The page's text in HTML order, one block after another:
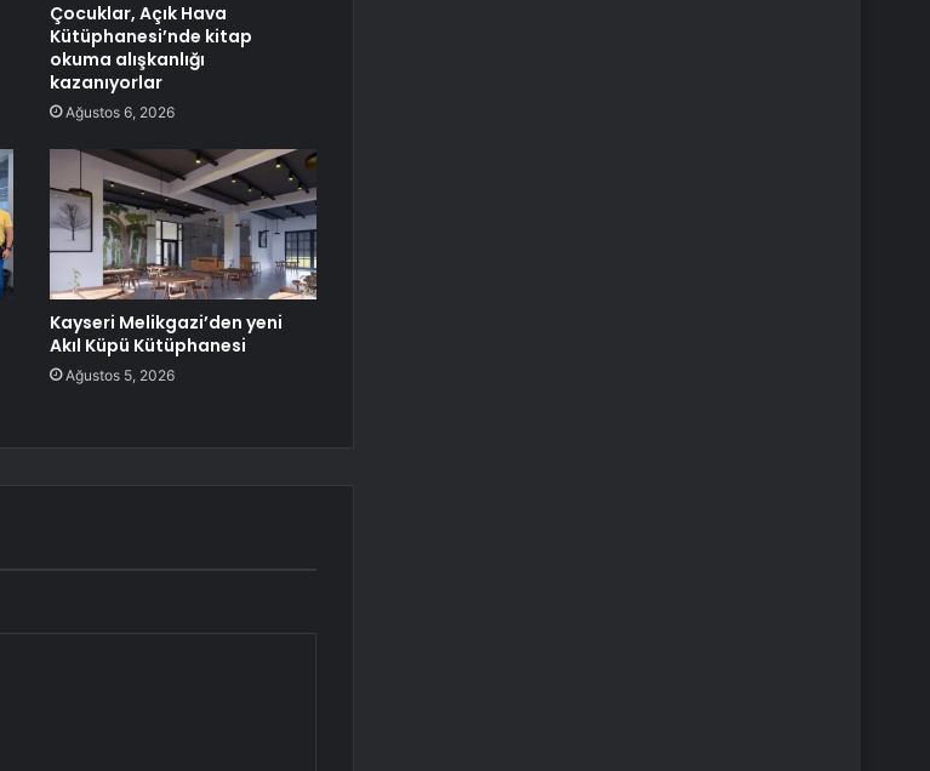
Çocuklar, Açık Hava
Kütüphanesi’nde kitap
okuma alışkanlığı
kazanıyorlar
Ağustos 6, 2026
Kayseri Melikgazi’den yeni
Akıl Küpü Kütüphanesi
Ağustos 5, 2026